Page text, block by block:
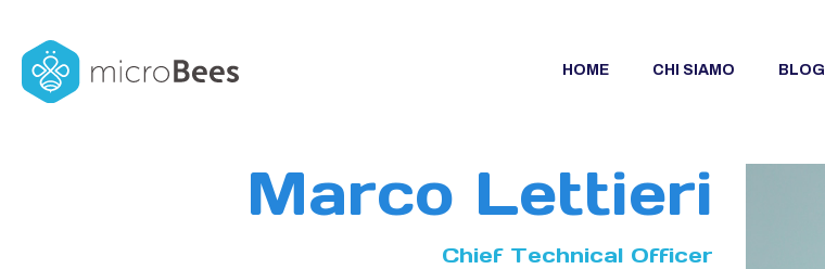
HOME CHI SIAMO BLOG
Marco Lettieri
Chief Technical Officer